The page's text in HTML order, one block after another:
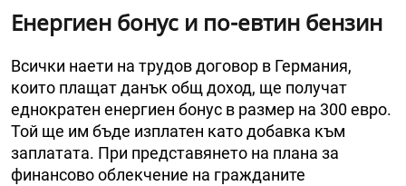
Енергиен бонус и по-евтин бензин
Всички наети на трудов договор в Германия,
които плащат данък общ доход, ще получат
еднократен енергиен бонус в размер на 300 евро.
Той ще им бъде изплатен като добавка към
заплатата. При представянето на плана за
финансово облекчение на гражданите